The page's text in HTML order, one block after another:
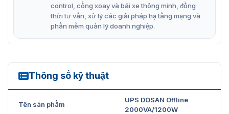
giá nhanh nhất.control, cổng xoay và bãi xe thông minh, đồng
thời tư vấn, xử lý các giải pháp hạ tầng mạng và
phần mềm quản lý doanh nghiệp.
Thông số kỹ thuật
Smart PC-2000
Tên sản phẩm
UPS DOSAN Offline
2000VA/1200W